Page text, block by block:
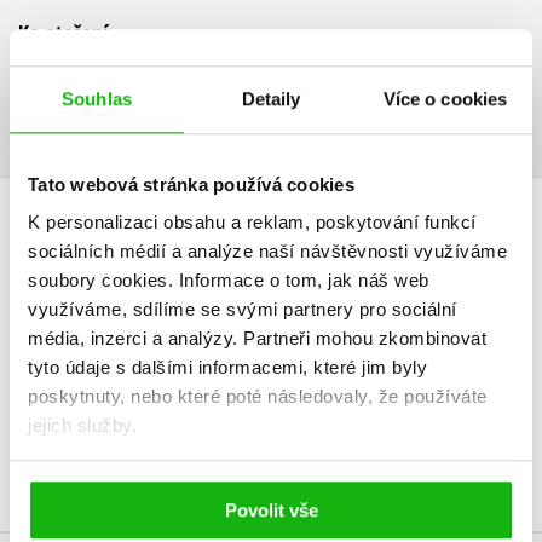
Souhlas Detaily Více o cookies
Tato webová stránka používá cookies
K personalizaci obsahu a reklam, poskytování funkcí
sociálních médií a analýze naší návštěvnosti využíváme
soubory cookies. Informace o tom, jak náš web
využíváme, sdílíme se svými partnery pro sociální
média, inzerci a analýzy. Partneři mohou zkombinovat
tyto údaje s dalšími informacemi, které jim byly
poskytnuty, nebo které poté následovaly, že používáte
jejich služby.
Povolit vše
Ke stažení
Ukázka.pdf
HODNOCENÍ ČTENÁŘŮ
V současné době nejsou vytvořena žádná uživatelská hodnocení.
Vaše hodnocení
Uživatelskou recenzi mohou vkládat pouze registrovaní uživatelé
Přihlásit